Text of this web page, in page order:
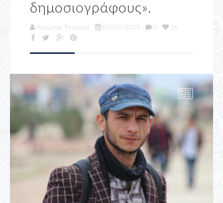
δημοσιογράφους».
Αντώνιος Ρεπανάς 03/04/2019 0 16